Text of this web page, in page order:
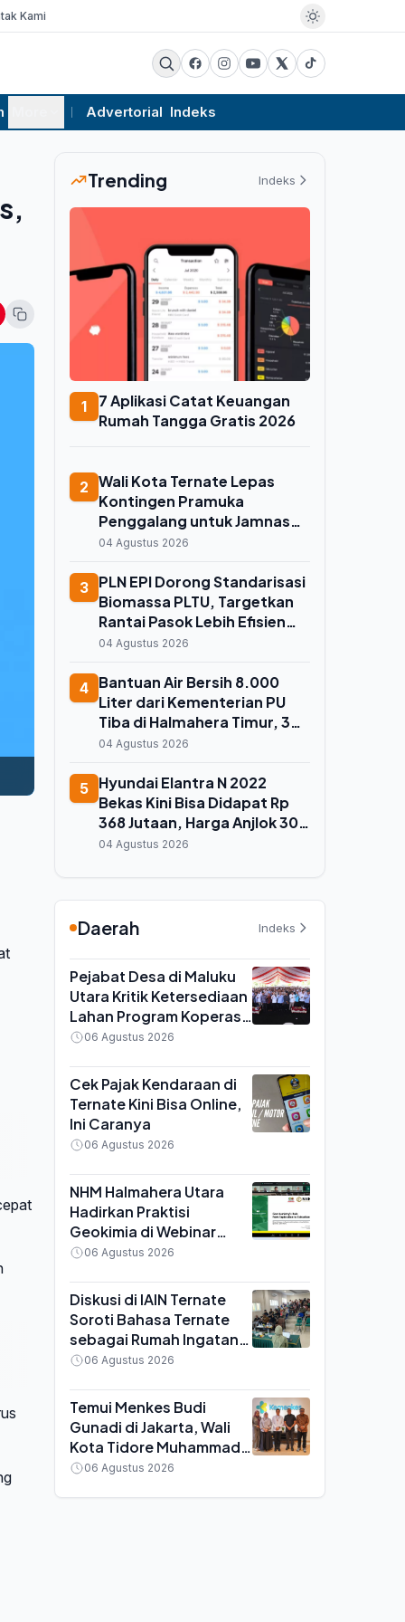
Kami
Advertorial Indeks
Trending Indeks
1
7 Aplikasi Catat Keuangan
Rumah Tangga Gratis 2026
2
Wali Kota Ternate Lepas
Kontingen Pramuka
Penggalang untuk Jamnas
2026 di Cibubur, Titip Pesan
Kenalkan Budaya Lokal
04 Agustus 2026
3 PLN EPI Dorong Standarisasi
Biomassa PLTU, Targetkan
Rantai Pasok Lebih Efisien
dan Andal
04 Agustus 2026
4 Bantuan Air Bersih 8.000
Liter dari Kementerian PU
Tiba di Halmahera Timur, 300
Jiwa Terbantu
04 Agustus 2026
5 Hyundai Elantra N 2022
Bekas Kini Bisa Didapat Rp
368 Jutaan, Harga Anjlok 30
Persen
04 Agustus 2026
Daerah Indeks
Pejabat Desa di Maluku
Utara Kritik Ketersediaan
Lahan Program Koperasi
Merah Putih saat Seminar
06 Agustus 2026
Cek Pajak Kendaraan di
Ternate Kini Bisa Online,
Ini Caranya
06 Agustus 2026
NHM Halmahera Utara
Hadirkan Praktisi
Geokimia di Webinar
MGEI UNG, Bahas
06 Agustus 2026
Diskusi di IAIN Ternate
Soroti Bahasa Ternate
sebagai Rumah Ingatan,
Yayasan Pustaka Pangaji
06 Agustus 2026
Temui Menkes Budi
Gunadi di Jakarta, Wali
Kota Tidore Muhammad
Sinen Bawa Sejumlah
06 Agustus 2026